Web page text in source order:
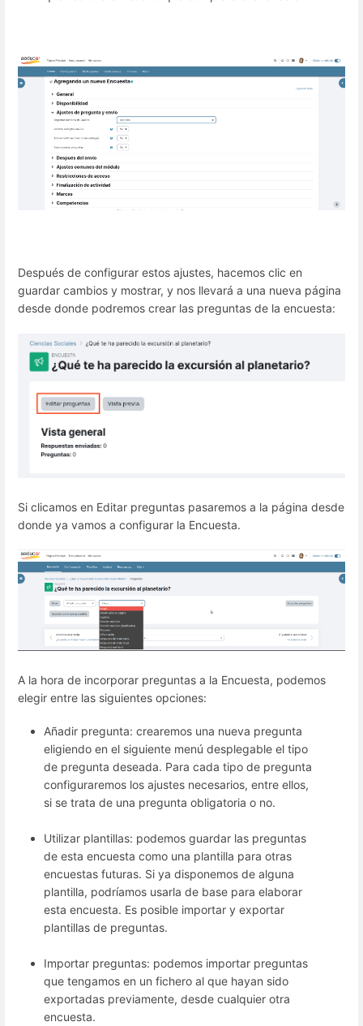
Después de configurar estos ajustes, hacemos clic en
guardar cambios y mostrar, y nos llevará a una nueva página
desde donde podremos crear las preguntas de la encuesta:
Si clicamos en Editar preguntas pasaremos a la página desde
donde ya vamos a configurar la Encuesta.
A la hora de incorporar preguntas a la Encuesta, podemos
elegir entre las siguientes opciones:
Añadir pregunta: crearemos una nueva pregunta
eligiendo en el siguiente menú desplegable el tipo
de pregunta deseada. Para cada tipo de pregunta
configuraremos los ajustes necesarios, entre ellos,
si se trata de una pregunta obligatoria o no.
Utilizar plantillas: podemos guardar las preguntas
de esta encuesta como una plantilla para otras
encuestas futuras. Si ya disponemos de alguna
plantilla, podríamos usarla de base para elaborar
esta encuesta. Es posible importar y exportar
plantillas de preguntas.
Importar preguntas: podemos importar preguntas
que tengamos en un fichero al que hayan sido
exportadas previamente, desde cualquier otra
encuesta.